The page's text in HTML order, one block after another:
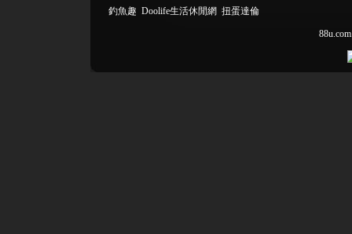
釣魚趣 Doolife生活休閒網 扭蛋達倫